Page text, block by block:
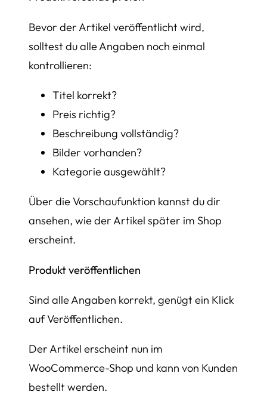
Bevor der Artikel veröffentlicht wird,
solltest du alle Angaben noch einmal
kontrollieren:
Titel korrekt?
Preis richtig?
Beschreibung vollständig?
Bilder vorhanden?
Kategorie ausgewählt?
Über die Vorschaufunktion kannst du dir
ansehen, wie der Artikel später im Shop
erscheint.
Produkt veröffentlichen
Sind alle Angaben korrekt, genügt ein Klick
auf Veröffentlichen.
Der Artikel erscheint nun im
WooCommerce-Shop und kann von Kunden
bestellt werden.